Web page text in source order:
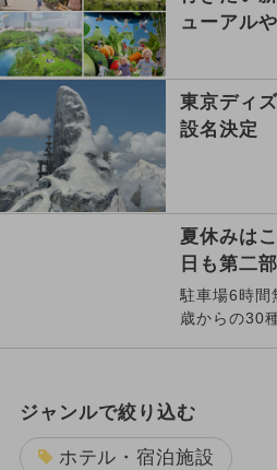
ューアル
東京ディ
設名決定
夏休みは
日も第二
駐車場6時
歳からの30
ジャンルで絞り込む
ホテル・宿泊施設